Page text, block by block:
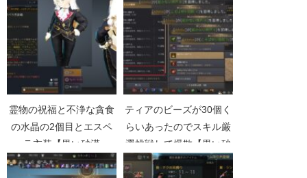
霊物の祝福と不浄な貪食
の水晶の2個目とエスペ
ラ衣装【黒い砂漠
Part5306】
ティアのビーズが30個く
らいあったのでスキル厳
選挑戦して爆散【黒い砂
漠Part5331】